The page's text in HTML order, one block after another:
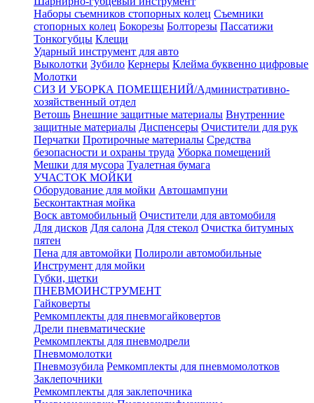
Наборы съемников стопорных колец Съемники
стопорных колец Бокорезы Болторезы Пассатижи
Тонкогубцы Клещи
Ударный инструмент для авто
Выколотки Зубило Кернеры Клейма буквенно цифровые
Молотки
СИЗ И УБОРКА ПОМЕЩЕНИЙ/Административно-
хозяйственный отдел
Ветошь Внешние защитные материалы Внутренние
защитные материалы Диспенсеры Очистители для рук
Перчатки Протирочные материалы Средства
безопасности и охраны труда Уборка помещений
Мешки для мусора Туалетная бумага
УЧАСТОК МОЙКИ
Оборудование для мойки Автошампуни
Бесконтактная мойка
Воск автомобильный Очистители для автомобиля
Для дисков Для салона Для стекол Очистка битумных
пятен
Пена для автомойки Полироли автомобильные
Инструмент для мойки
Губки, щетки
ПНЕВМОИНСТРУМЕНТ
Гайковерты
Ремкомплекты для пневмогайковертов
Дрели пневматические
Ремкомплекты для пневмодрели
Пневмомолотки
Пневмозубила Ремкомплекты для пневмомолотков
Заклепочники
Ремкомплекты для заклепочника